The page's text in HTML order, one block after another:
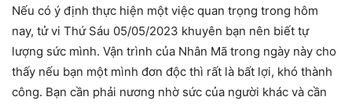
Nếu có ý định thực hiện một việc quan trọng trong hôm
nay, tử vi Thứ Sáu 05/05/2023 khuyên bạn nên biết tự
lượng sức mình. Vận trình của Nhân Mã trong ngày này cho
thấy nếu bạn một mình đơn độc thì rất là bất lợi, khó thành
công. Bạn cần phải nương nhờ sức của người khác và cần